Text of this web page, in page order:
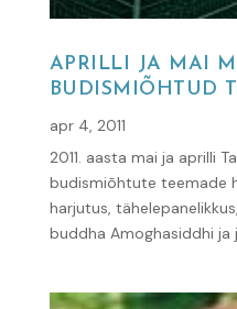
APRILLI JA MAI
BUDISMIÕHTUD
apr 4, 2011
2011. aasta mai ja aprilli
budismiõhtute teemade
harjutus,
buddha Amoghasiddhi ja